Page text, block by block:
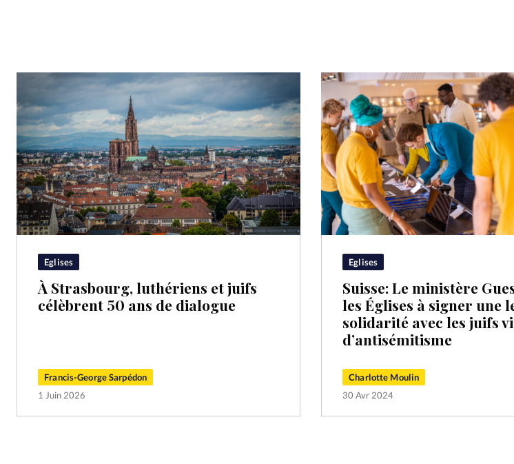
Eglises
À Strasbourg, luthériens et juifs
célèbrent 50 ans de dialogue
Francis-George Sarpédon
1 Juin 2026
Eglises
Suisse: Le ministère
les Églises à signer une
solidarité avec les juifs
d’antisémitisme
Charlotte Moulin
30 Avr 2024